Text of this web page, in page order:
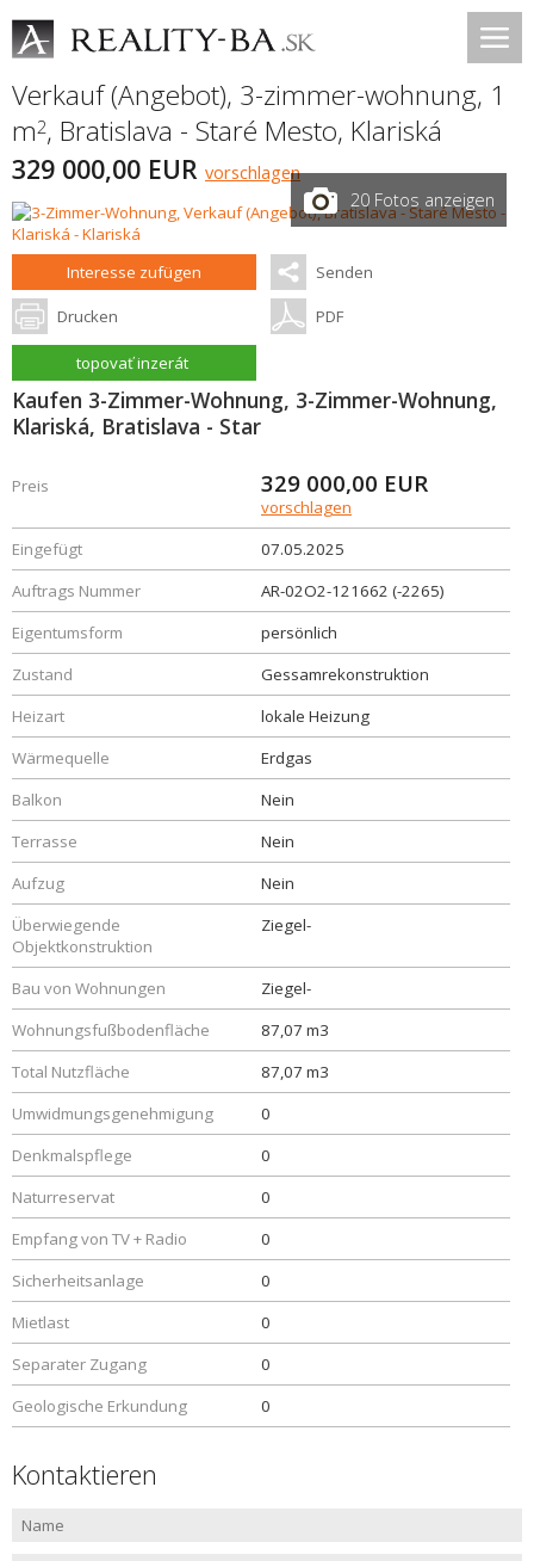
Verkauf (Angebot), 3-zimmer-wohnung, 1
m2, Bratislava - Staré Mesto, Klariská
329 000,00 EUR vorschlagen
20 Fotos anzeigen
Interesse zufügen Senden
Drucken PDF
topovať inzerát
Kaufen 3-Zimmer-Wohnung, 3-Zimmer-Wohnung,
Klariská, Bratislava - Star
Preis 329 000,00 EUR
vorschlagen
Eingefügt
07.05.2025
Auftrags Nummer
AR-02O2-121662 (-2265)
Eigentumsform
persönlich
Zustand
Gessamrekonstruktion
Heizart
lokale Heizung
Wärmequelle
Erdgas
Balkon
Nein
Terrasse
Nein
Aufzug
Nein
Überwiegende
Objektkonstruktion
Ziegel-
Bau von Wohnungen
Ziegel-
Wohnungsfußbodenfläche
87,07 m3
Total Nutzfläche
87,07 m3
Umwidmungsgenehmigung
0
Denkmalspflege
0
Naturreservat
0
Empfang von TV + Radio
0
Sicherheitsanlage
0
Mietlast
0
Separater Zugang
0
Geologische Erkundung
0
Kontaktieren